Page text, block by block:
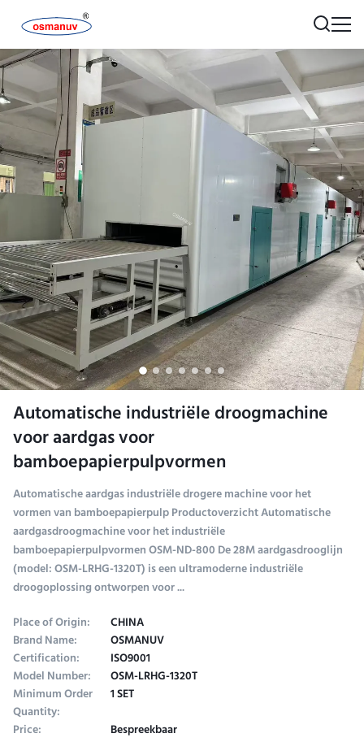
Automatische industriële droogmachine
voor aardgas voor
bamboepapierpulpvormen
Automatische aardgas industriële drogere machine voor het
vormen van bamboepapierpulp Productoverzicht Automatische
aardgasdroogmachine voor het industriële
bamboepapierpulpvormen OSM-ND-800 De 28M aardgasdrooglijn
(model: OSM-LRHG-1320T) is een ultramoderne industriële
droogoplossing ontworpen voor ...
Place of Origin:
CHINA
Brand Name: OSMANUV
Certification: ISO9001
Model Number: OSM-LRHG-1320T
Minimum Order
Quantity:
1 SET
Price:
Bespreekbaar